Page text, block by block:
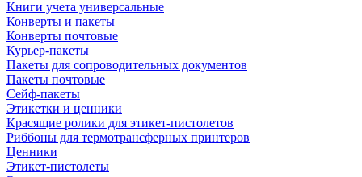
Книги учета универсальные
Конверты и пакеты
Конверты почтовые
Курьер-пакеты
Пакеты для сопроводительных документов
Пакеты почтовые
Сейф-пакеты
Этикетки и ценники
Красящие ролики для этикет-пистолетов
Риббоны для термотрансферных принтеров
Ценники
Этикет-пистолеты